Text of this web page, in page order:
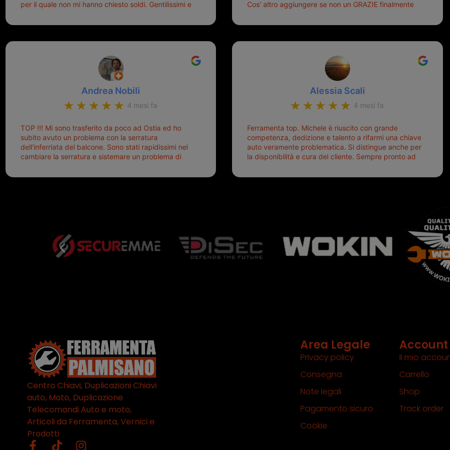
per il quale non mi hanno chiesto soldi. Gentilissimi e
Sicuramente tornerò qui per qualsiasi altro problema.
Cos' altro aggiungere se non un GRAZIE finalmente
siete il mio riferimento. Ah dimenticavo...da loro sono
trove! Top top top!!!
Andrea Nobili
4 mesi fa
TOP !!! Mi sono trasferito da poco ad Ostia ed ho
subito avuto un problema con la serratura
dell'inferriata del balcone. Sono stati rapidissimi nel
cambiare la serratura e sistemare un problema di
che onesto evitando spese ben più esose.
Alessia Scali
4 mesi fa
Ferramenta top. Michele è riuscito con grande
competenza, dedizione e talento a rifarmi una chiave
auto veramente problematica. Si distingue anche per
la disponibilità e cura del cliente. Sempre pronto ad
Centro Chiavi, Duplicazioni Chiavi
auto, Moto, Duplicazione
Telecomandi Auto e moto,
Articoli da Ferramenta, Vernici e
Prodotti
Area Legale
Privacy policy
Consegna
Note legali
Pagamento sicuro
Cookie
Account
Il mio
Carrello
Shop
Track order